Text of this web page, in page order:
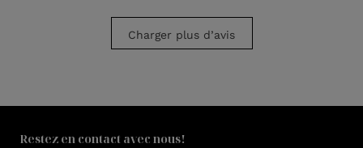
Charger plus d’avis
Restez en contact avec nous!